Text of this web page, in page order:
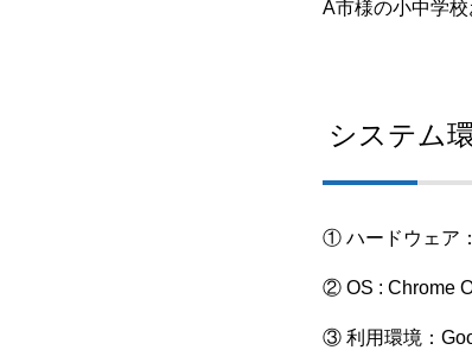
A市様の小中学
システム
① ハードウェア
② OS : Chrome
③ 利用環境：